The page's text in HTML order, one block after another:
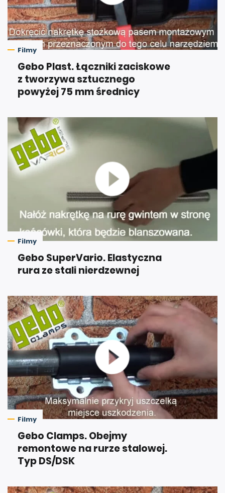
Filmy
Gebo Plast. Łączniki zaciskowe
z tworzywa sztucznego
powyżej 75 mm średnicy
Filmy
Gebo SuperVario. Elastyczna
rura ze stali nierdzewnej
Filmy
Gebo Clamps. Obejmy
remontowe na rurze stalowej.
Typ DS/DSK